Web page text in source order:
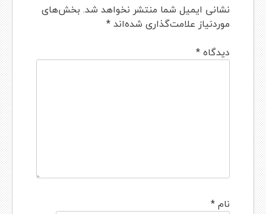
نشانی ایمیل شما منتشر نخواهد شد. بخش‌های
موردنیاز علامت‌گذاری شده‌اند*
دیدگاه*
نام*